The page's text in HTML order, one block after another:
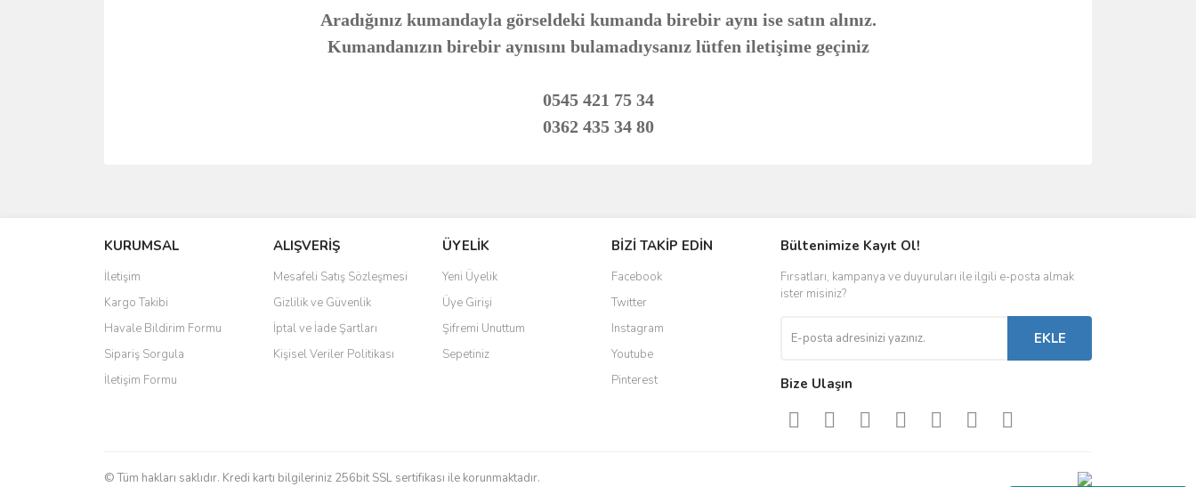
Aradığınız kumandayla görseldeki kumanda birebir aynı ise satın alınız.
Kumandanızın birebir aynısını bulamadıysanız lütfen iletişime geçiniz
0545 421 75 34
0362 435 34 80
Ürün resmi kalitesiz, bozuk veya görüntülenemiyor.
Ürün açıklamasında eksik bilgiler bulunuyor.
Ürün bilgilerinde hatalar bulunuyor.
Ürün fiyatı diğer sitelerden daha pahalı.
Bu ürüne benzer farklı alternatifler olmalı.
KURUMSAL
İletişim
Kargo Takibi
Havale Bildirim Formu
Sipariş Sorgula
İletişim Formu
ALIŞVERİŞ
Mesafeli Satış Sözleşmesi
Gizlilik ve Güvenlik
İptal ve İade Şartları
Kişisel Veriler Politikası
ÜYELİK
Yeni Üyelik
Üye Girişi
Şifremi Unuttum
Sepetiniz
BİZİ TAKİP EDİN
Facebook
Twitter
Instagram
Youtube
Pinterest
Bültenimize Kayıt Ol!
Fırsatları, kampanya ve duyuruları ile ilgili e-posta almak
ister misiniz?
EKLE
Bize Ulaşın
© Tüm hakları saklıdır. Kredi kartı bilgileriniz 256bit SSL sertifikası ile korunmaktadır.